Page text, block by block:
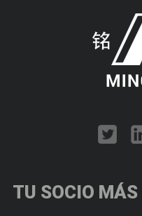
TU SOCIO MÁS